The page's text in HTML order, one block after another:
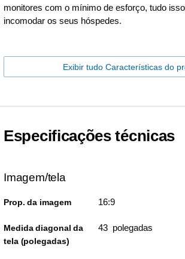
monitores com o mínimo de esforço, tudo
incomodar os seus hóspedes.
Exibir tudo Características do
Especificações técnicas
Imagem/tela
Prop. da imagem 16:9
Medida diagonal da
tela (polegadas)
43 polegadas